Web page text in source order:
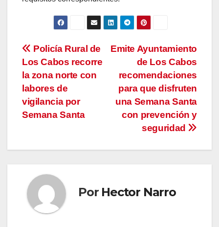
Navegación
de
entradas
Emite Ayuntamiento
de Los Cabos
recomendaciones
para que disfruten
una Semana Santa
con prevención y
seguridad
Policía Rural de
Los Cabos recorre
la zona norte con
labores de
vigilancia por
Semana Santa
Por Hector Narro